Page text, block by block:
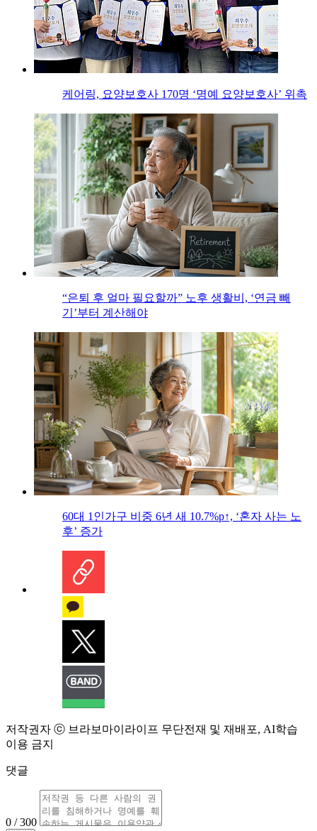
케어링, 요양보호사 170명 ‘명예 요양보호사’ 위촉
“은퇴 후 얼마 필요할까” 노후 생활비, ‘연금 빼
기’부터 계산해야
60대 1인가구 비중 6년 새 10.7%p↑, ‘혼자 사는 노
후’ 증가
저작권자 ⓒ 브라보마이라이프 무단전재 및 재배포, AI학습
이용 금지
댓글
0 / 300